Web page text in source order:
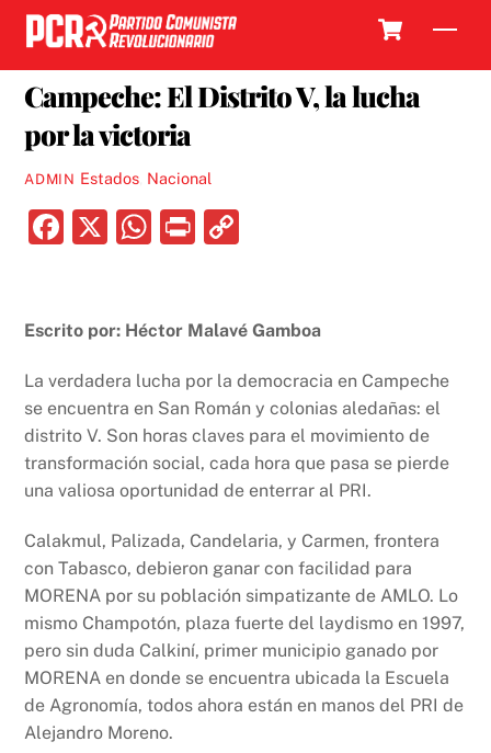
Skip
content
Campeche: El Distrito V, la lucha
por la victoria
ADMIN Estados, Nacional
F
e
b
o
o
k
X
W
s
A
p
p
P
y
Li
n
k
Escrito por: Héctor Malavé Gamboa
La verdadera lucha por la democracia en Campeche
se encuentra en San Román y colonias aledañas: el
distrito V. Son horas claves para el movimiento de
transformación social, cada hora que pasa se pierde
una valiosa oportunidad de enterrar al PRI.
Calakmul, Palizada, Candelaria, y Carmen, frontera
con Tabasco, debieron ganar con facilidad para
MORENA por su población simpatizante de AMLO. Lo
mismo Champotón, plaza fuerte del laydismo en 1997,
pero sin duda Calkiní, primer municipio ganado por
MORENA en donde se encuentra ubicada la Escuela
de Agronomía, todos ahora están en manos del PRI de
Alejandro Moreno.